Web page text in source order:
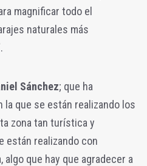
magnificar todo el
naturales más
Sánchez; que ha
la que se están realizando los
zona tan turística y
están realizando con
que hay que agradecer a